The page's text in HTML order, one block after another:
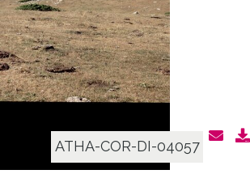
ATHA-COR-DI-04057